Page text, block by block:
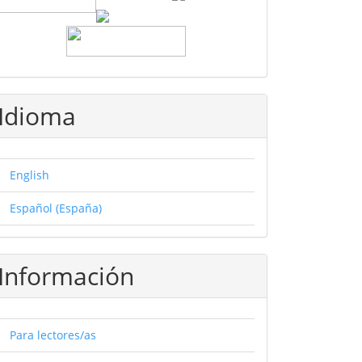
Idioma
English
Español (España)
Información
Para lectores/as